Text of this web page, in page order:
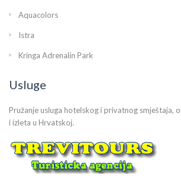
Aquacolors
Istra
Kringa Adrenalin Park
Usluge
Pružanje usluga hotelskog i privatnog smještaja,
i izleta u Hrvatskoj.